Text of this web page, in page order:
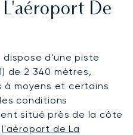
De
dispose d'une piste
de 2 340 mètres,
à moyens et certains
conditions
situé près de la côte
l'aéroport de La